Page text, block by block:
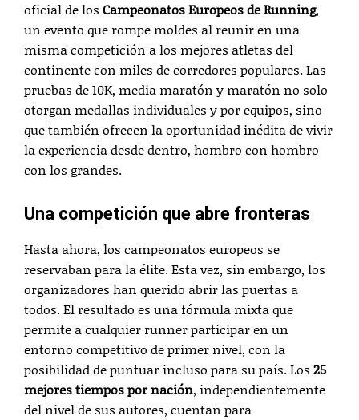
oficial de losCampeonatos Europeos de Running,
un evento que rompe moldes al reunir en una
misma competición a los mejores atletas del
continente con miles de corredores populares. Las
pruebas de 10K, media maratón y maratón no solo
otorgan medallas individuales y por equipos, sino
que también ofrecen la oportunidad inédita de vivir
la experiencia desde dentro, hombro con hombro
con los grandes.
Una competición que abre fronteras
Hasta ahora, los campeonatos europeos se
reservaban para la élite. Esta vez, sin embargo, los
organizadores han querido abrir las puertas a
todos. El resultado es una fórmula mixta que
permite a cualquier runner participar en un
entorno competitivo de primer nivel, con la
posibilidad de puntuar incluso para su país. Los25
mejores tiempos por nación, independientemente
del nivel de sus autores, cuentan para